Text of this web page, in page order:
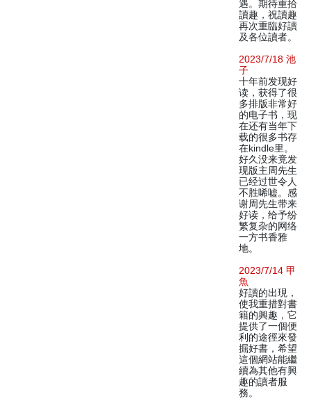
遇。期待重拾
讀趣，祝讀趣
再次重臨好讀
及各位讀者。
2023/7/18 池
子
十年前发现好
读，获得了很
多排版非常好
的电子书，现
在还有当年下
载的很多书存
在kindle里。
好久没来竟发
现版主周先生
已经过世令人
不胜唏嘘。感
谢周先生带来
好读，给予纷
繁复杂的网络
一方书香雅
地。
2023/7/14 甲
魚
好讀的出現，
使我重措對書
籍的興趣，它
提供了一個便
利的途徑來發
掘好書，希望
這個網站能繼
續為其他有興
趣的讀者服
務。